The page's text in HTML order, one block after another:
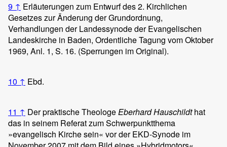
9 ↑ Erläuterungen zum Entwurf des 2. Kirchlichen
Gesetzes zur Änderung der Grundordnung,
Verhandlungen der Landessynode der Evangelischen
Landeskirche in Baden, Ordentliche Tagung vom Oktober
1969, Anl. 1, S. 16. (Sperrungen im Original).
10 ↑ Ebd.
11 ↑ Der praktische TheologeEberhard Hauschildthat
das in seinem Referat zum Schwerpunktthema
»evangelisch Kirche sein« vor der EKD-Synode im